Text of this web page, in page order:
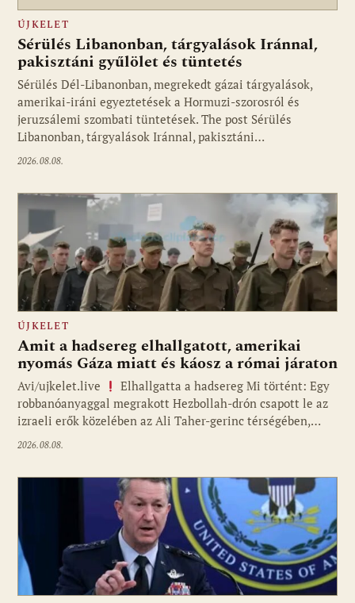
ÚJKELET
Sérülés Libanonban, tárgyalások Iránnal,
pakisztáni gyűlölet és tüntetés
Sérülés Dél-Libanonban, megrekedt gázai tárgyalások,
amerikai-iráni egyeztetések a Hormuzi-szorosról és
jeruzsálemi szombati tüntetések. The post Sérülés
Libanonban, tárgyalások Iránnal, pakisztáni…
2026.08.08.
ÚJKELET
Amit a hadsereg elhallgatott, amerikai
nyomás Gáza miatt és káosz a római járaton
Avi/ujkelet.live
Elhallgatta a hadsereg Mi történt: Egy
robbanóanyaggal megrakott Hezbollah-drón csapott le az
izraeli erők közelében az Ali Taher-gerinc térségében,…
2026.08.08.